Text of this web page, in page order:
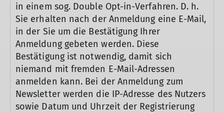
in einem sog. Double Opt-in-Verfahren. D. h.
Sie erhalten nach der Anmeldung eine E-Mail,
in der Sie um die Bestätigung Ihrer
Anmeldung gebeten werden. Diese
Bestätigung ist notwendig, damit sich
niemand mit fremden E-Mail-Adressen
anmelden kann. Bei der Anmeldung zum
Newsletter werden die IP-Adresse des Nutzers
sowie Datum und Uhrzeit der Registrierung